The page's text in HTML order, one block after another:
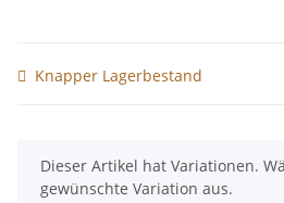
Knapper Lagerbestand
x
Dieser Artikel hat Variationen.
gewünschte Variation aus.